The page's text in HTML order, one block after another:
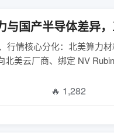
与国产半导体差异
行情核心分化：北美算力
美云厂商、绑定 NV
🔥 1,282